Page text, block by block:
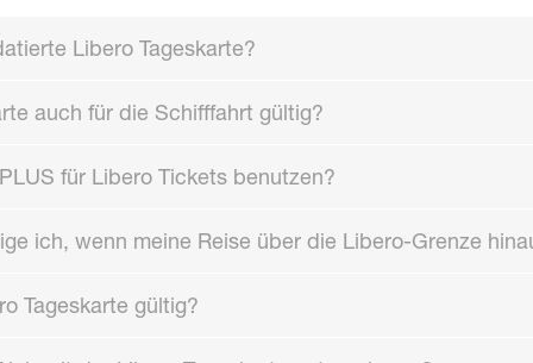
Libero Tageskarte?
auch für die Schifffahrt gültig?
für Libero Tickets benutzen?
ich, wenn meine Reise über die Libero-Grenze
Tageskarte gültig?